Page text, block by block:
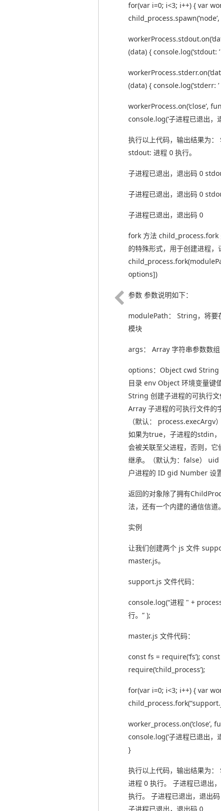
for(var i=0; i<3; i++) { var
(data) { console.log(‘stdout:
(data) { console.log(‘stderr:
workerProcess.on(‘close’,
console.log(‘子进程已退出，
执行以上代码，输出结果为
stdout: 进程 0 执行。
子进程已退出，退出码 0
子进程已退出，退出码 0
子进程已退出，退出码 0
fork 方法 child_process.fork
的特殊形式，用于创建进程，
options])
参数 参数说明如下：
modulePath： String，将要
模块
args： Array 字符串参数数组
options：Object cwd String
目录 env Object 环境变量键
String 创建子进程的可执行
Array 子进程的可执行文件的
（默认：
如果为true，子进程的stdin
会被关联至父进程，否则，它
继承。（默认为：false）
户进程的 ID gid Number 设
返回的对象除了拥有
法，还有一个内建的通信信道
实例
让我们创建两个 js 文件
master.js。
support.js 文件代码：
console.log(“进程 " +
行。” );
master.js 文件代码：
const fs = require(‘fs’);
require(‘child_process’);
for(var i=0; i<3; i++) { var
worker_process.on(‘close’,
console.log(‘子进程已退出，
}
执行以上代码，输出结果为
进程 0 执行。 子进程已退出
执行。 子进程已退出，退出
子进程已退出，退出码 0